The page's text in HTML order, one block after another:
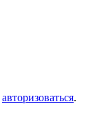
авторизоваться.